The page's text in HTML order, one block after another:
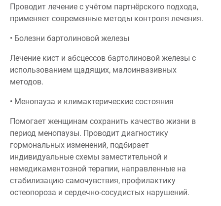
Проводит лечение с учётом партнёрского подхода,
применяет современные методы контроля лечения.
• Болезни бартолиновой железы
Лечение кист и абсцессов бартолиновой железы с
использованием щадящих, малоинвазивных
методов.
• Менопауза и климактерические состояния
Помогает женщинам сохранить качество жизни в
период менопаузы. Проводит диагностику
гормональных изменений, подбирает
индивидуальные схемы заместительной и
немедикаментозной терапии, направленные на
стабилизацию самочувствия, профилактику
остеопороза и сердечно-сосудистых нарушений.